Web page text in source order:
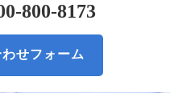
800-8173
せフォーム